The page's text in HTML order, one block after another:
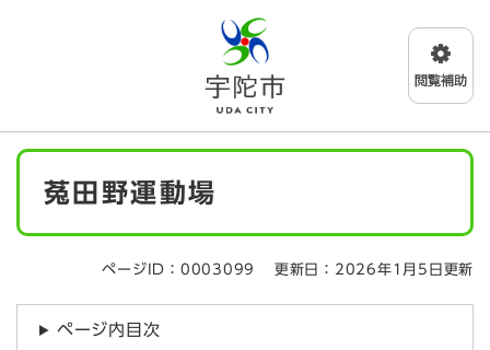
メニューを飛ばして本文へ
本
菟田野運動場
ページID：0003099 更新日：2026年1月5日更新
ページ内目次